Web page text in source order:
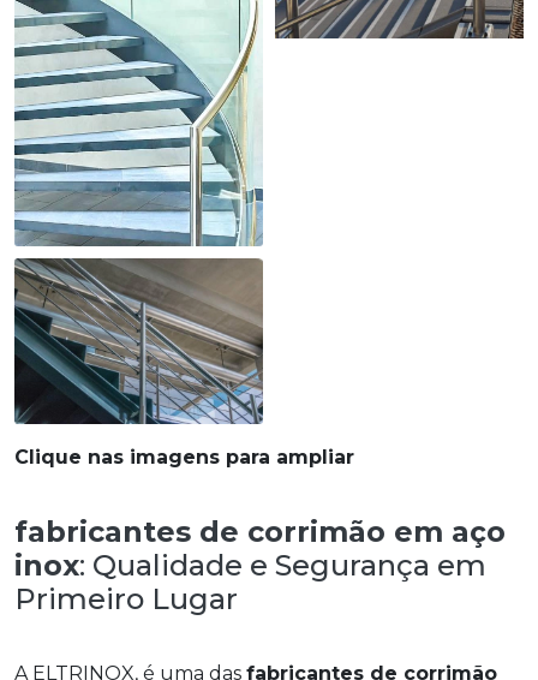
Clique nas imagens para ampliar
fabricantes de corrimão em aço
inox: Qualidade e Segurança em
Primeiro Lugar
A ELTRINOX, é uma das fabricantes de corrimão